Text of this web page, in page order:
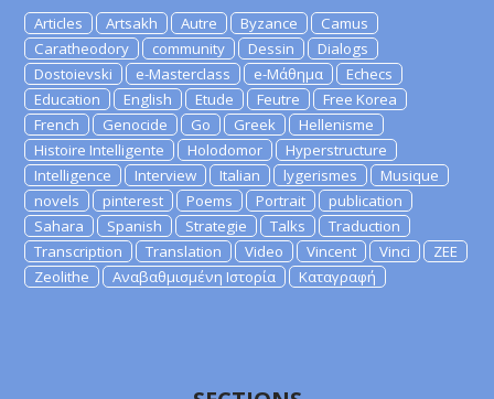
Articles Artsakh Autre Byzance
Camus
Caratheodory
community Dessin
Dialogs
Dostoievski
e-Masterclass e-Μάθημα
Echecs
Education
English Etude Feutre
Free Korea
French
Genocide Go Greek
Hellenisme
Histoire Intelligente
Holodomor
Hyperstructure
Intelligence
Interview Italian lygerismes
Musique
novels
pinterest Poems Portrait
publication
Sahara
Spanish Strategie Talks
Traduction
Transcription
Translation Video Vincent Vinci
ZEE
Zeolithe
Αναβαθμισμένη Ιστορία Καταγραφή